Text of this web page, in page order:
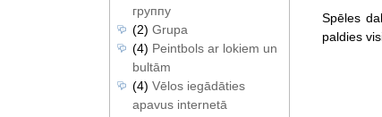
Spēles
paldies
группу
(2) Grupa
(4) Peintbols ar lokiem un
bultām
(4) Vēlos iegādāties
apavus internetā